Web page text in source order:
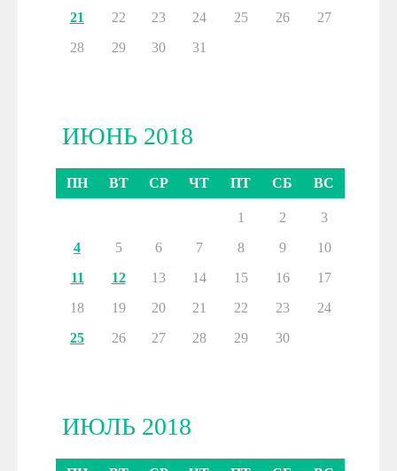
21
22 23 24 25 26
27
28
29 30 31
ИЮНЬ 2018
ПН ВТ СР ЧТ ПТ СБ ВС
1 2
3
4
5 6 7 8 9
10
11
12 13 14 15 16
17
18
19 20 21 22 23
24
25
26 27 28 29 30
ИЮЛЬ 2018